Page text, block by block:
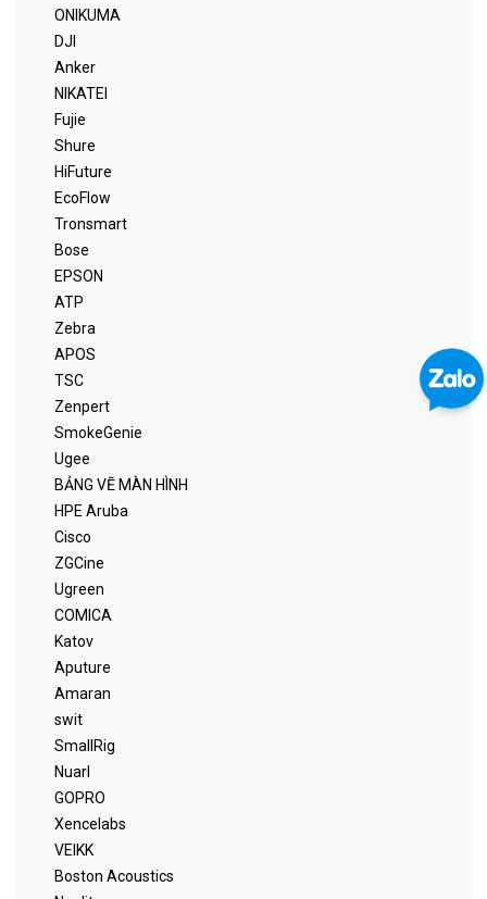
ONIKUMA
DJI
Anker
NIKATEI
Fujie
Shure
HiFuture
EcoFlow
Tronsmart
Bose
EPSON
ATP
Zebra
APOS
TSC
Zenpert
SmokeGenie
Ugee
BẢNG VẼ MÀN HÌNH
HPE Aruba
Cisco
ZGCine
Ugreen
COMICA
Katov
Aputure
Amaran
swit
SmallRig
Nuarl
GOPRO
Xencelabs
VEIKK
Boston Acoustics